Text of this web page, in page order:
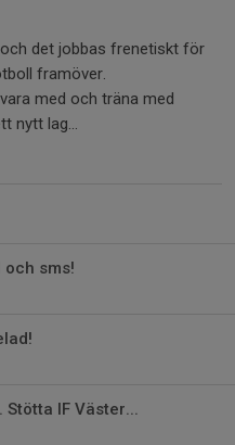
det jobbas frenetiskt för
framöver.
med och träna med
nytt lag...
sms!
IF Väster...